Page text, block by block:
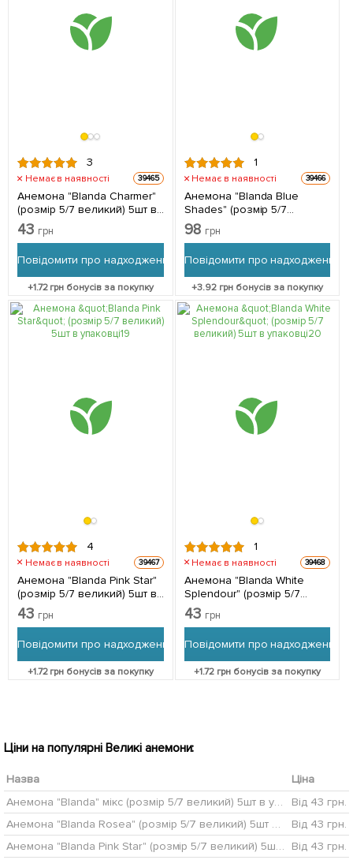
3
Немає в наявності 39465
Анемона "Blanda Charmer"
(розмір 5/7 великий) 5шт в
упаковці
43 грн
Повідомити про надходження
+1.72грн бонусів за покупку
1
Немає в наявності 39466
Анемона "Blanda Blue
Shades" (розмір 5/7
великий) 5шт в упаковці
98 грн
Повідомити про надходження
+3.92 грн бонусів за покупку
4
Немає в наявності 39467
Анемона "Blanda Pink Star"
(розмір 5/7 великий) 5шт в
упаковці
43 грн
Повідомити про надходження
+1.72грн бонусів за покупку
1
Немає в наявності 39468
Анемона "Blanda White
Splendour" (розмір 5/7
великий) 5шт в упаковці
43 грн
Повідомити про надходження
+1.72 грн бонусів за покупку
Ціни на популярні Великі анемони:
Назва
Ціна
Анемона "Blanda" мікс (розмір 5/7 великий) 5шт в упаковці
Від 43 грн.
Анемона "Blanda Rosea" (розмір 5/7 великий) 5шт в упаковці
Від 43 грн.
Анемона "Blanda Pink Star" (розмір 5/7 великий) 5шт в упаковці
Від 43 грн.